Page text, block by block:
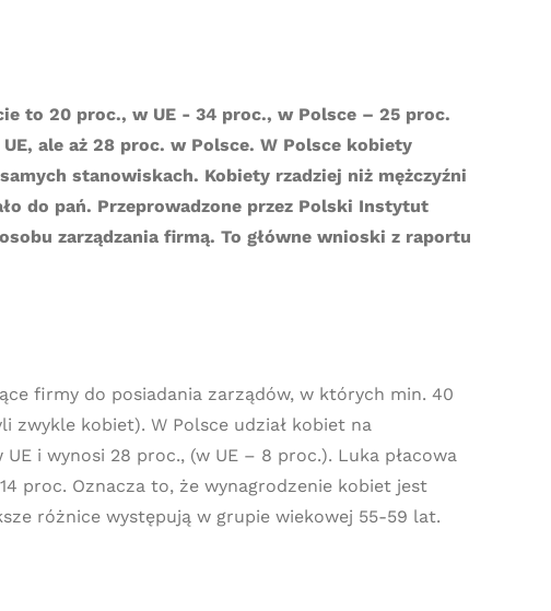
to 20 proc., w UE - 34 proc., w Polsce – 25 proc.
ale aż 28 proc. w Polsce. W Polsce kobiety
stanowiskach. Kobiety rzadziej niż mężczyźni
do pań. Przeprowadzone przez Polski Instytut
zarządzania firmą. To główne wnioski z raportu
firmy do posiadania zarządów, w których min. 40
zwykle kobiet). W Polsce udział kobiet na
i wynosi 28 proc., (w UE – 8 proc.). Luka płacowa
proc. Oznacza to, że wynagrodzenie kobiet jest
różnice występują w grupie wiekowej 55-59 lat.